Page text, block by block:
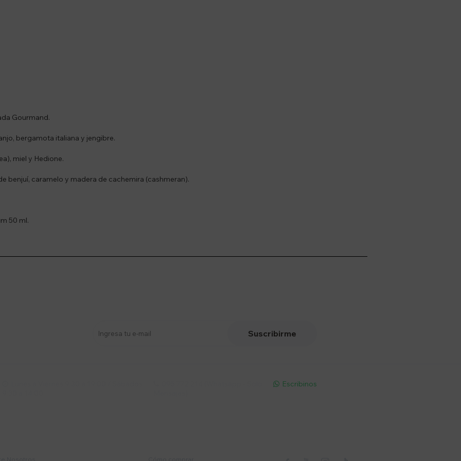
Gourmand.
bergamota italiana y jengibre.
miel y Hedione.
benjuí, caramelo y madera de cachemira (cashmeran).
50 ml.
Suscribirme
 Escribinos